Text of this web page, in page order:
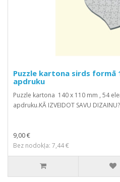
Puzzle kartona sirds formā
apdruku
Puzzle kartona 140 x 110 mm , 54
apdruku.KĀ IZVEIDOT SAVU
9,00 €
Bez nodokļa: 7,44 €